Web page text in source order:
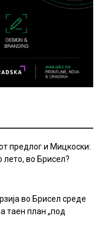
предлог и Мицкоски:
лето, во Брисел?
во Брисел среде
таен план „под